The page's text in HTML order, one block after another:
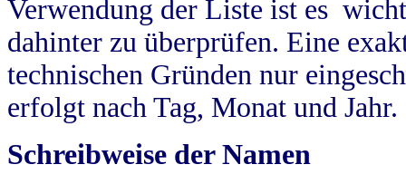
Verwendung der Liste ist es
dahinter zu überprüfen. Eine
technischen Gründen nur
erfolgt nach Tag, Monat und Jahr.
Schreibweise der Namen